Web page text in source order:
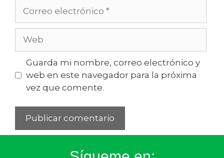
Guarda mi nombre, correo electrónico y
web en este navegador para la próxima
vez que comente.